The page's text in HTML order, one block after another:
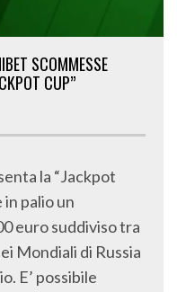
SCOMMESSE
CUP”
la “Jackpot
in palio un
euro suddiviso tra
Mondiali di Russia
E’ possibile